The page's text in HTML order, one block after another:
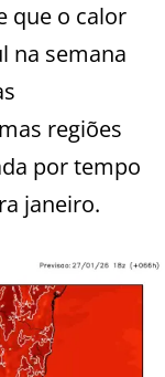
que o calor
na semana
regiões
por tempo
janeiro.